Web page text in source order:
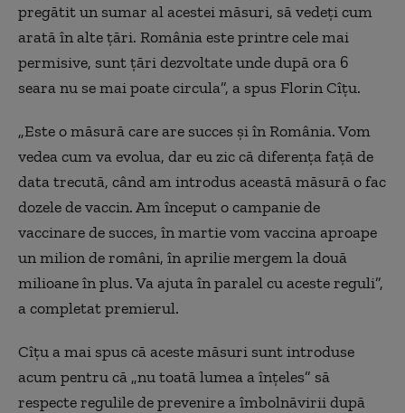
pregătit un sumar al acestei măsuri, să vedeți cum
arată în alte țări. România este printre cele mai
permisive, sunt țări dezvoltate unde după ora 6
seara nu se mai poate circula”, a spus Florin Cîțu.
„Este o măsură care are succes și în România. Vom
vedea cum va evolua, dar eu zic că diferența față de
data trecută, când am introdus această măsură o fac
dozele de vaccin. Am început o campanie de
vaccinare de succes, în martie vom vaccina aproape
un milion de români, în aprilie mergem la două
milioane în plus. Va ajuta în paralel cu aceste reguli”,
a completat premierul.
Cîțu a mai spus că aceste măsuri sunt introduse
acum pentru că „nu toată lumea a înțeles” să
respecte regulile de prevenire a îmbolnăvirii după